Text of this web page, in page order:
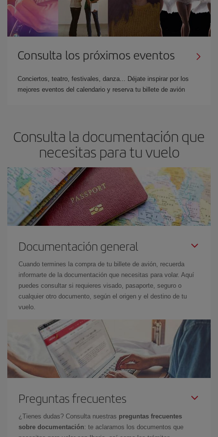
Además, se puede pagar a plazos
en España y Francia. El pago
se realiza de forma segura a través de nuestra web.
Consulta los próximos eventos
Conciertos, teatro, festivales, danza... Déjate inspirar por los
mejores eventos del calendario y reserva tu billete de avión
Consulta la documentación que
necesitas para tu vuelo
Documentación general
Cuando termines la compra de tu billete de avión, recuerda
informarte de la documentación que necesitas para volar. Aquí
puedes consultar si requieres visado, pasaporte, seguro o
cualquier otro documento, según el origen y el destino de tu
vuelo.
Preguntas frecuentes
¿Tienes dudas? Consulta nuestras preguntas frecuentes
sobre documentación: te aclaramos los documentos que